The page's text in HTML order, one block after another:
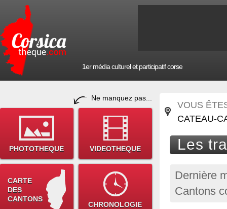
1er média culturel et participatif corse
Ne manquez pas...
PHOTOTHEQUE VIDEOTHEQUE
CARTE
DES
CANTONS
CHRONOLOGIE
VOUS
CATEAU-
Les
Dernière
Cantons